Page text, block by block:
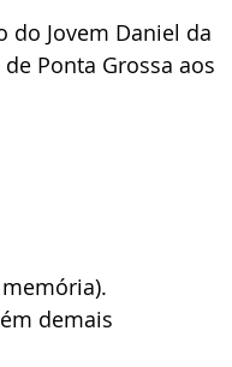
do Jovem Daniel da
Ponta Grossa aos
demais